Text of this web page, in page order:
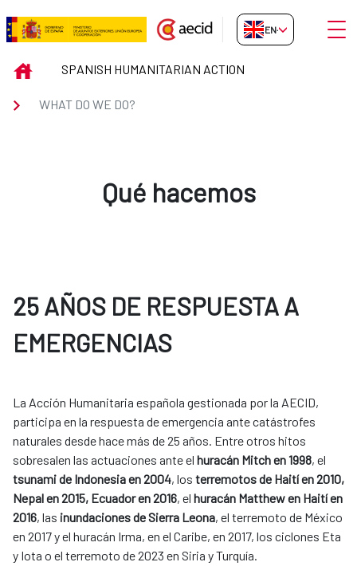
Skip to Main Content
WHAT DO WE DO?
EN-GB
INICIOSPANISH HUMANITARIAN ACTION
WHAT DO WE DO?
Qué hacemos
25 AÑOS DE RESPUESTA A
EMERGENCIAS
La Acción Humanitaria española gestionada por la AECID,
participa en la respuesta de emergencia ante catástrofes
naturales desde hace más de 25 años. Entre otros hitos
sobresalen las actuaciones ante el huracán Mitch en 1998, el
tsunami de Indonesia en 2004, los terremotos de Haití en 2010,
Nepal en 2015, Ecuador en 2016, el huracán Matthew en Haití en
2016, las inundaciones de Sierra Leona, el terremoto de México
en 2017 y el huracán Irma, en el Caribe, en 2017, los ciclones Eta
y Iota o el terremoto de 2023 en Siria y Turquía.